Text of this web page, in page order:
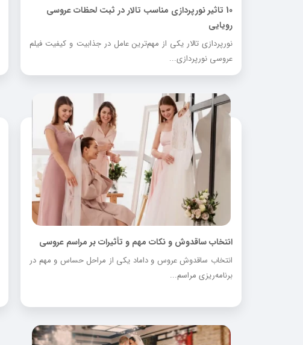
10 تاثیر نورپردازی مناسب تالار در ثبت لحظات عروسی
رویایی
نورپردازی تالار یکی از مهم‌ترین عامل در جذابیت و کیفیت فیلم
عروسی نورپردازی...
انتخاب ساقدوش و نکات مهم و تأثیرات بر مراسم عروسی
انتخاب ساقدوش عروس و داماد یکی از مراحل حساس و مهم در
برنامه‌ریزی مراسم...